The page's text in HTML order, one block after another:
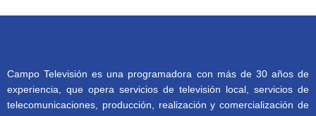
Campo Televisión es una programadora con más de 30 años de
experiencia, que opera servicios de televisión local, servicios de
telecomunicaciones, producción, realización y comercialización de